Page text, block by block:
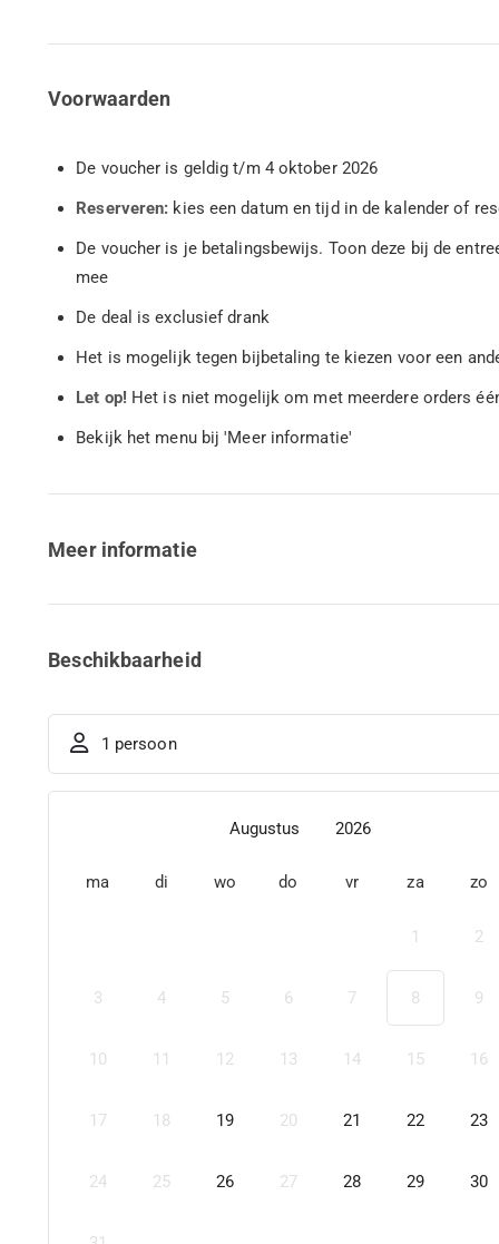
Voorwaarden
De voucher is geldig t/m 4 oktober 2026
Reserveren: kies een datum en tijd in de kalender of
De voucher is je betalingsbewijs. Toon deze bij de
mee
De deal is exclusief drank
Het is mogelijk tegen bijbetaling te kiezen voor een
Let op! Het is niet mogelijk om met meerdere orders
Bekijk het menu bij 'Meer informatie'
Meer informatie
Beschikbaarheid
1 persoon
Augustus 2026
ma di wo do vr za zo
1 2
3 4 5 6 7 8 9
10 11 12 13 14 15 16
17 18 19 20 21 22 23
24 25 26 27 28 29 30